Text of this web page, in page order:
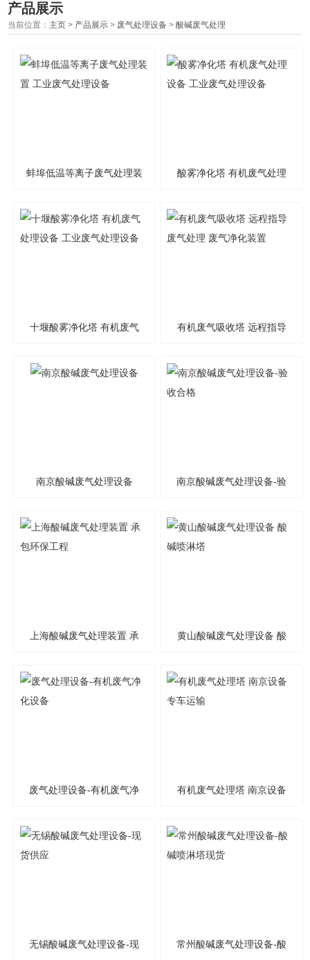
产品展示
当前位置： 主页 > 产品展示 > 废气处理设备 >酸碱废气处理
蚌埠低温等离子废气处理装 酸雾净化塔 有机废气处理
十堰酸雾净化塔 有机废气 有机废气吸收塔 远程指导
南京酸碱废气处理设备 南京酸碱废气处理设备-验
上海酸碱废气处理装置 承 黄山酸碱废气处理设备 酸
废气处理设备-有机废气净 有机废气处理塔 南京设备
无锡酸碱废气处理设备-现 常州酸碱废气处理设备-酸